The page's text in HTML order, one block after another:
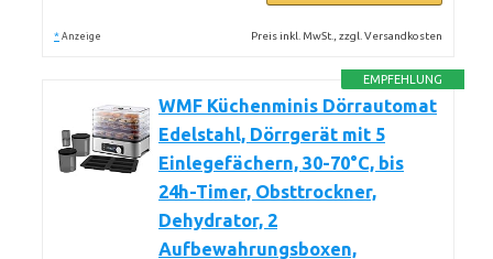
* Anzeige Preis inkl. MwSt., zzgl. Versandkosten
EMPFEHLUNG
WMF Küchenminis Dörrautomat
Edelstahl, Dörrgerät mit 5
Einlegefächern, 30-70°C, bis
24h-Timer, Obsttrockner,
Dehydrator, 2
Aufbewahrungsboxen,